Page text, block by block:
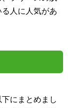
人に人気があ
にまとめまし